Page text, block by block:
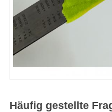
Häufig gestellte